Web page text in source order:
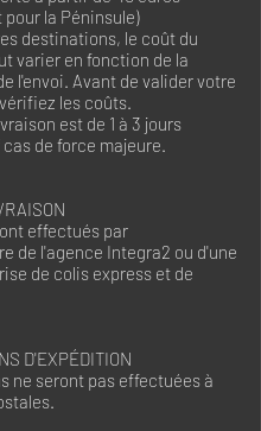
la Péninsule)
destinations, le coût du
varier en fonction de la
l'envoi. Avant de valider votre
les coûts.
est de 1 à 3 jours
de force majeure.
effectués par
de l'agence Integra2 ou d'une
de colis express et de
D'EXPÉDITION
ne seront pas effectuées à